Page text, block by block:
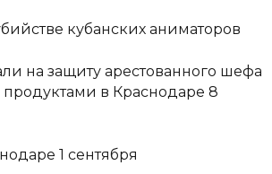
кубанских аниматоров
на защиту арестованного шефа
в Краснодаре 8
1 сентября